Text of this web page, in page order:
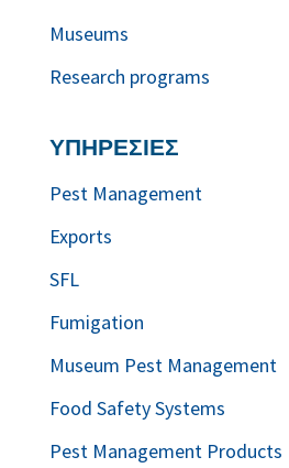
Museums
Research programs
ΥΠΗΡΕΣΙΕΣ
Pest Management
Exports
SFL
Fumigation
Museum Pest Management
Food Safety Systems
Pest Management Products